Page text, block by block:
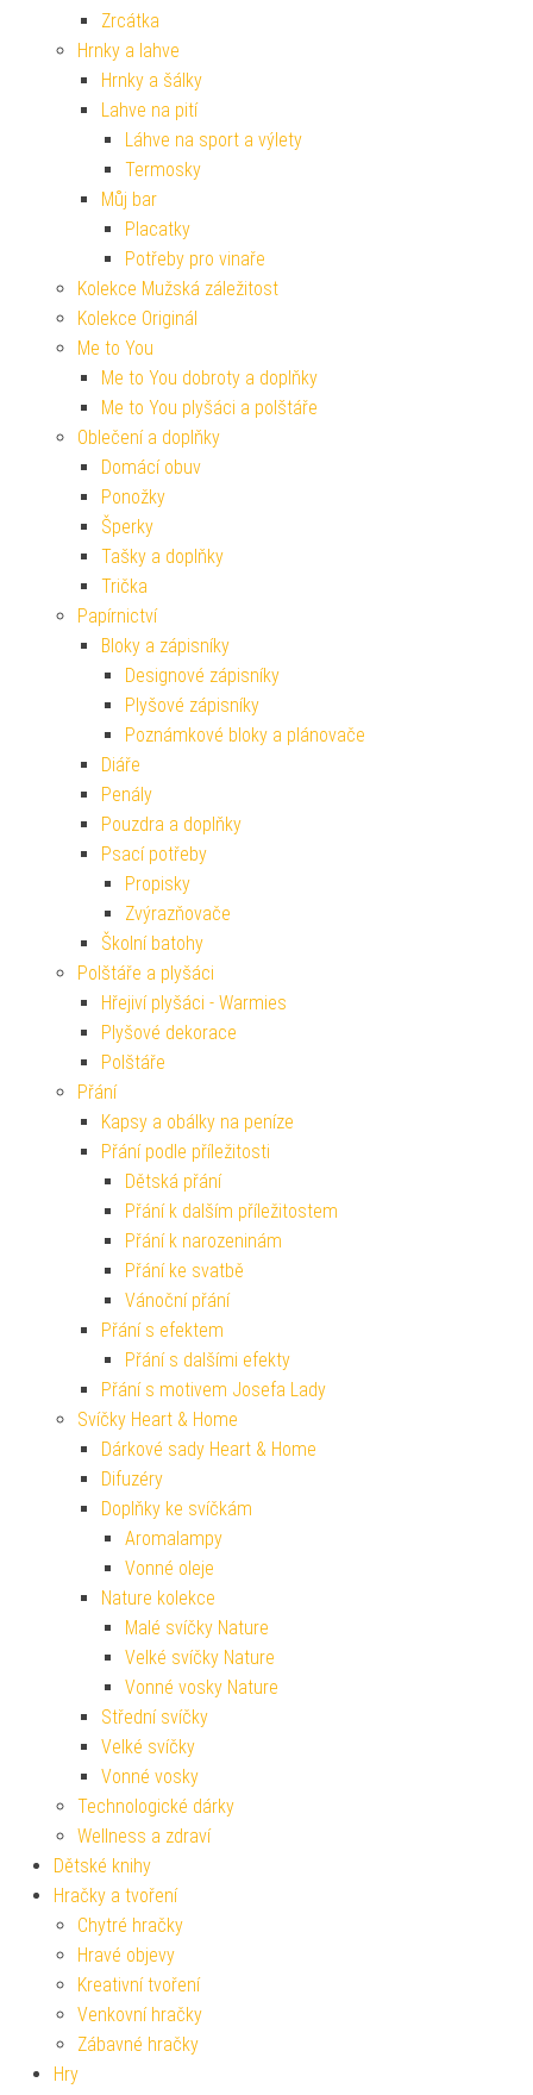
Zrcátka
Hrnky a lahve
Hrnky a šálky
Lahve na pití
Láhve na sport a výlety
Termosky
Můj bar
Placatky
Potřeby pro vinaře
Kolekce Mužská záležitost
Kolekce Originál
Me to You
Me to You dobroty a doplňky
Me to You plyšáci a polštáře
Oblečení a doplňky
Domácí obuv
Ponožky
Šperky
Tašky a doplňky
Trička
Papírnictví
Bloky a zápisníky
Designové zápisníky
Plyšové zápisníky
Poznámkové bloky a plánovače
Diáře
Penály
Pouzdra a doplňky
Psací potřeby
Propisky
Zvýrazňovače
Školní batohy
Polštáře a plyšáci
Hřejiví plyšáci - Warmies
Plyšové dekorace
Polštáře
Přání
Kapsy a obálky na peníze
Přání podle příležitosti
Dětská přání
Přání k dalším příležitostem
Přání k narozeninám
Přání ke svatbě
Vánoční přání
Přání s efektem
Přání s dalšími efekty
Přání s motivem Josefa Lady
Svíčky Heart & Home
Dárkové sady Heart & Home
Difuzéry
Doplňky ke svíčkám
Aromalampy
Vonné oleje
Nature kolekce
Malé svíčky Nature
Velké svíčky Nature
Vonné vosky Nature
Střední svíčky
Velké svíčky
Vonné vosky
Technologické dárky
Wellness a zdraví
Dětské knihy
Hračky a tvoření
Chytré hračky
Hravé objevy
Kreativní tvoření
Venkovní hračky
Zábavné hračky
Hry